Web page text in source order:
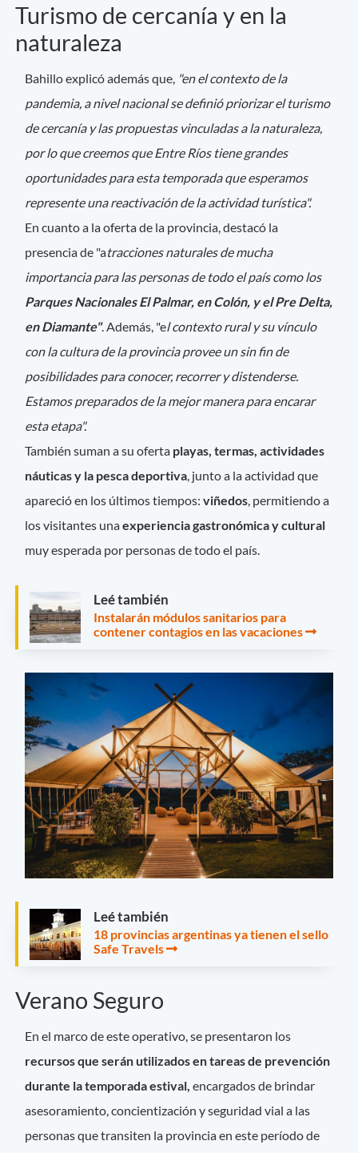
Turismo de cercanía y en la
naturaleza
Bahillo explicó además que, "en el contexto de la
pandemia, a nivel nacional se definió priorizar el turismo
de cercanía y las propuestas vinculadas a la naturaleza,
por lo que creemos que Entre Ríos tiene grandes
oportunidades para esta temporada que esperamos
represente una reactivación de la actividad turística".
En cuanto a la oferta de la provincia, destacó la
presencia de "atracciones naturales de mucha
importancia para las personas de todo el país como los
Parques Nacionales El Palmar, en Colón, y el Pre Delta,
en Diamante". Además, "el contexto rural y su vínculo
con la cultura de la provincia provee un sin fin de
posibilidades para conocer, recorrer y distenderse.
Estamos preparados de la mejor manera para encarar
esta etapa".
También suman a su oferta playas, termas, actividades
náuticas y la pesca deportiva , junto a la actividad que
apareció en los últimos tiempos: viñedos , permitiendo a
los visitantes unaexperiencia gastronómica y cultural
muy esperada por personas de todo el país.
Leé también
Instalarán módulos sanitarios para
contener contagios en las vacaciones
Leé también
18 provincias argentinas ya tienen el sello
Safe Travels
Verano Seguro
En el marco de este operativo, se presentaron los
recursos que serán utilizados en tareas de prevención
durante la temporada estival,encargados de brindar
asesoramiento, concientización y seguridad vial a las
personas que transiten la provincia en este período de